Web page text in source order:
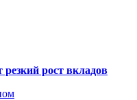
рост вкладов